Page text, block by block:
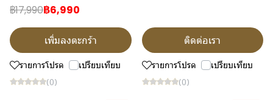
฿17,990฿6,990
เพิ่มลงตะกร้า
รายการโปรด เปรียบเทียบ
(0)
ติดต่อเรา
รายการโปรด เปรียบเทียบ
(0)